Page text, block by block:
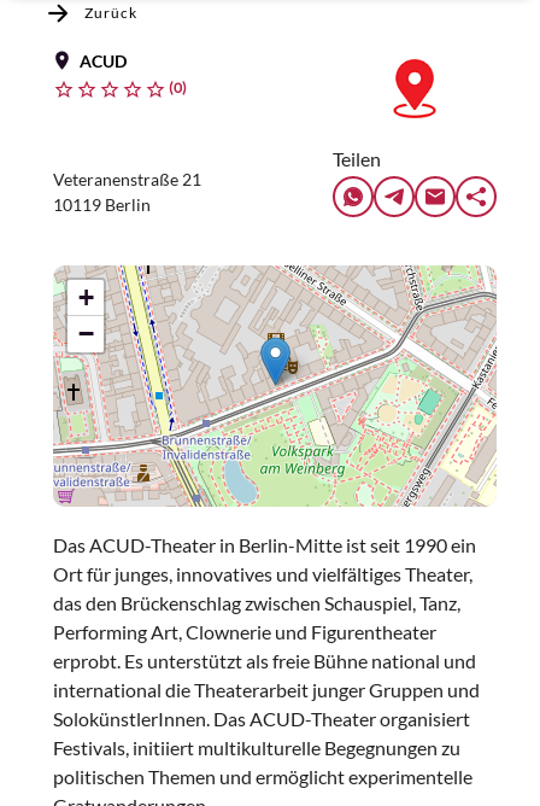
Zurück
ACUD
(0)
Veteranenstraße 21
10119 Berlin
Teilen
+
−
Das ACUD-Theater in Berlin-Mitte ist seit 1990 ein
Ort für junges, innovatives und vielfältiges Theater,
das den Brückenschlag zwischen Schauspiel, Tanz,
Performing Art, Clownerie und Figurentheater
erprobt. Es unterstützt als freie Bühne national und
international die Theaterarbeit junger Gruppen und
SolokünstlerInnen. Das ACUD-Theater organisiert
Festivals, initiiert multikulturelle Begegnungen zu
politischen Themen und ermöglicht experimentelle